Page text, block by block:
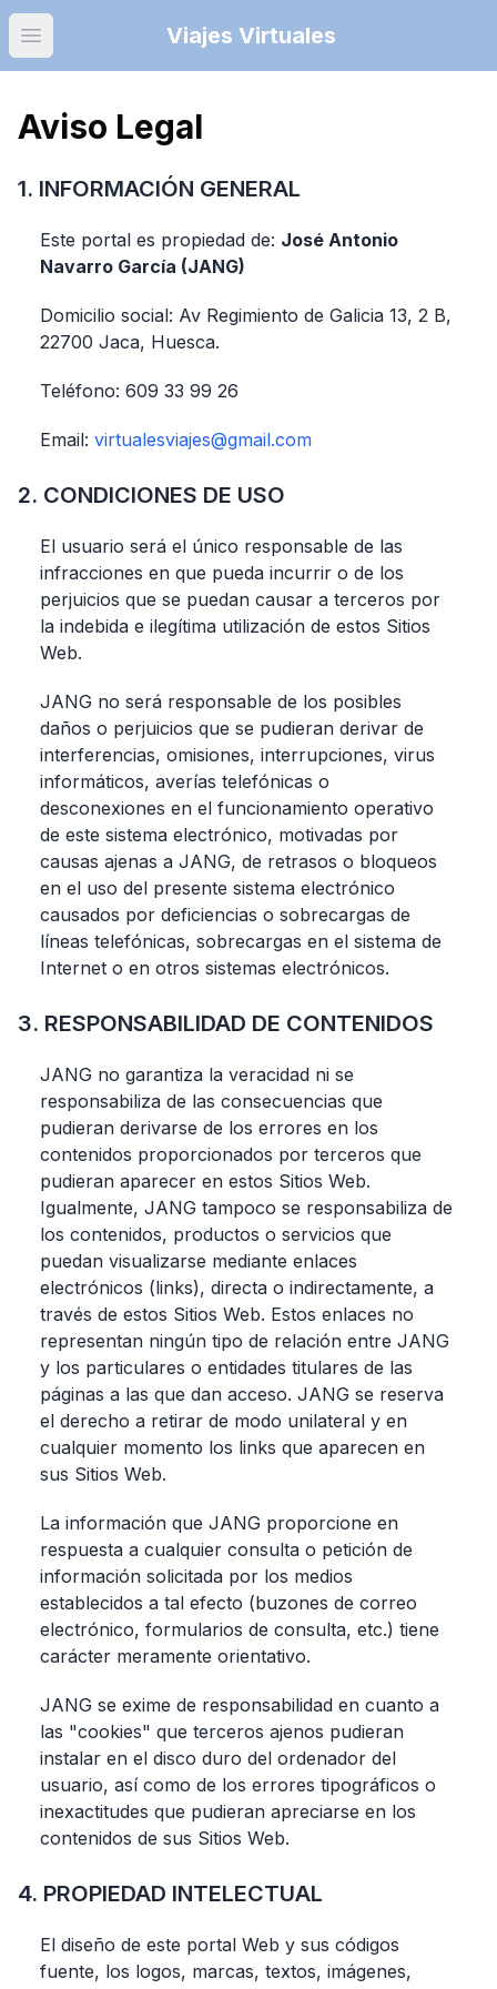
Open main menuViajes Virtuales
Aviso Legal
1. INFORMACIÓN GENERAL
Este portal es propiedad de: José Antonio
Navarro García (JANG)
Domicilio social: Av Regimiento de Galicia 13, 2 B,
22700 Jaca, Huesca.
Teléfono: 609 33 99 26
Email: virtualesviajes@gmail.com
2. CONDICIONES DE USO
El usuario será el único responsable de las
infracciones en que pueda incurrir o de los
perjuicios que se puedan causar a terceros por
la indebida e ilegítima utilización de estos Sitios
Web.
JANG no será responsable de los posibles
daños o perjuicios que se pudieran derivar de
interferencias, omisiones, interrupciones, virus
informáticos, averías telefónicas o
desconexiones en el funcionamiento operativo
de este sistema electrónico, motivadas por
causas ajenas a JANG, de retrasos o bloqueos
en el uso del presente sistema electrónico
causados por deficiencias o sobrecargas de
líneas telefónicas, sobrecargas en el sistema de
Internet o en otros sistemas electrónicos.
3. RESPONSABILIDAD DE CONTENIDOS
JANG no garantiza la veracidad ni se
responsabiliza de las consecuencias que
pudieran derivarse de los errores en los
contenidos proporcionados por terceros que
pudieran aparecer en estos Sitios Web.
Igualmente, JANG tampoco se responsabiliza de
los contenidos, productos o servicios que
puedan visualizarse mediante enlaces
electrónicos (links), directa o indirectamente, a
través de estos Sitios Web. Estos enlaces no
representan ningún tipo de relación entre JANG
y los particulares o entidades titulares de las
páginas a las que dan acceso. JANG se reserva
el derecho a retirar de modo unilateral y en
cualquier momento los links que aparecen en
sus Sitios Web.
La información que JANG proporcione en
respuesta a cualquier consulta o petición de
información solicitada por los medios
establecidos a tal efecto (buzones de correo
electrónico, formularios de consulta, etc.) tiene
carácter meramente orientativo.
JANG se exime de responsabilidad en cuanto a
las "cookies" que terceros ajenos pudieran
instalar en el disco duro del ordenador del
usuario, así como de los errores tipográficos o
inexactitudes que pudieran apreciarse en los
contenidos de sus Sitios Web.
4. PROPIEDAD INTELECTUAL
El diseño de este portal Web y sus códigos
fuente, los logos, marcas, textos, imágenes,